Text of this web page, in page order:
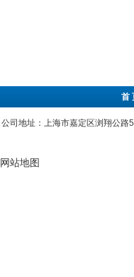
首
公司地址：上海市嘉定区浏翔公
网站地图